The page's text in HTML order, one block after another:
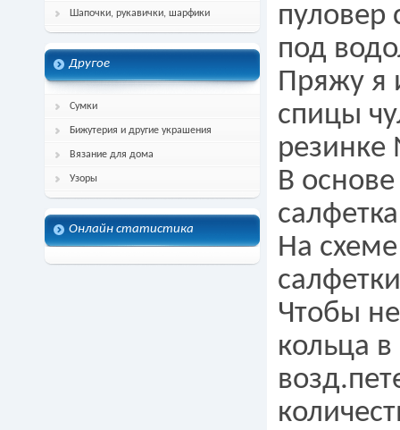
Шапочки, рукавички, шарфики
Другое
Сумки
Бижутерия и другие украшения
Вязание для дома
Узоры
Онлайн статистика
пуловер
под
Пряжу я
спицы
В
На
Чтобы
кольца